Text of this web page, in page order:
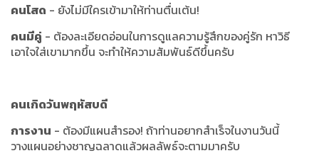
คนโสด - ยังไม่มีใครเข้ามาให้ท่านตื่นเต้น!
คนมีคู่ - ต้องละเอียดอ่อนในการดูแลความรู้สึกของคู่รัก หาวิธี
เอาใจใส่เขามากขึ้น จะทำให้ความสัมพันธ์ดีขึ้นครับ
คนเกิดวันพฤหัสบดี
การงาน - ต้องมีแผนสำรอง! ถ้าท่านอยากสำเร็จในงานวันนี้
วางแผนอย่างชาญฉลาดแล้วผลลัพธ์จะตามมาครับ